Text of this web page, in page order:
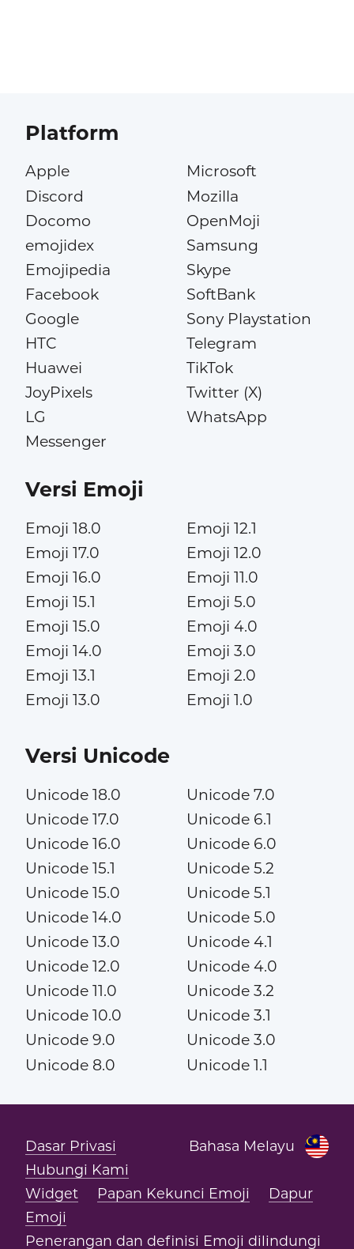
Platform
Apple
Discord
Docomo
emojidex
Emojipedia
Facebook
Google
HTC
Huawei
JoyPixels
LG
Messenger
Microsoft
Mozilla
OpenMoji
Samsung
Skype
SoftBank
Sony Playstation
Telegram
TikTok
Twitter (X)
WhatsApp
Versi Emoji
Emoji 18.0
Emoji 17.0
Emoji 16.0
Emoji 15.1
Emoji 15.0
Emoji 14.0
Emoji 13.1
Emoji 13.0
Emoji 12.1
Emoji 12.0
Emoji 11.0
Emoji 5.0
Emoji 4.0
Emoji 3.0
Emoji 2.0
Emoji 1.0
Versi Unicode
Unicode 18.0
Unicode 17.0
Unicode 16.0
Unicode 15.1
Unicode 15.0
Unicode 14.0
Unicode 13.0
Unicode 12.0
Unicode 11.0
Unicode 10.0
Unicode 9.0
Unicode 8.0
Unicode 7.0
Unicode 6.1
Unicode 6.0
Unicode 5.2
Unicode 5.1
Unicode 5.0
Unicode 4.1
Unicode 4.0
Unicode 3.2
Unicode 3.1
Unicode 3.0
Unicode 1.1
Bahasa Melayu
Dasar Privasi
Hubungi Kami
Widget
Papan Kekunci Emoji
Dapur
Emoji
Penerangan dan definisi Emoji dilindungi